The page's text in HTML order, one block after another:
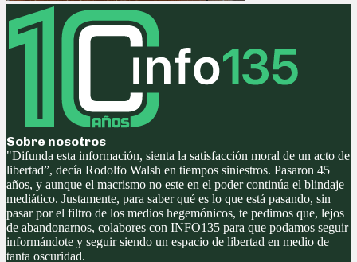
Sobre nosotros
"Difunda esta información, sienta la satisfacción moral de un acto de
libertad”, decía Rodolfo Walsh en tiempos siniestros. Pasaron 45
años, y aunque el macrismo no este en el poder continúa el blindaje
mediático. Justamente, para saber qué es lo que está pasando, sin
pasar por el filtro de los medios hegemónicos, te pedimos que, lejos
de abandonarnos, colabores con INFO135 para que podamos seguir
informándote y seguir siendo un espacio de libertad en medio de
tanta oscuridad.